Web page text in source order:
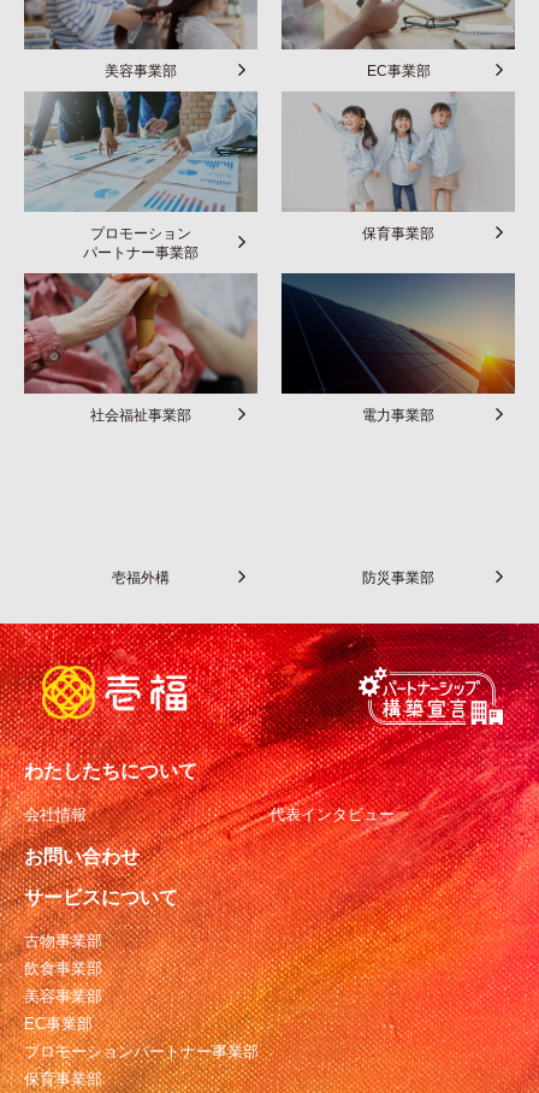
美容事業部 EC事業部
プロモーション
パートナー事業部
保育事業部
社会福祉事業部 電力事業部
壱福外構 防災事業部
わたしたちについて
会社情報 代表インタビュー
お問い合わせ
サービスについて
古物事業部
飲食事業部
美容事業部
EC事業部
プロモーションパートナー事業部
保育事業部